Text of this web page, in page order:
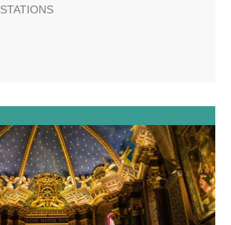
de la cathédrale Notre-Dame-de-
visite flash guidée spécialement
En un temps court, elle dévoile
et les éléments essentiels qui ont
cité.